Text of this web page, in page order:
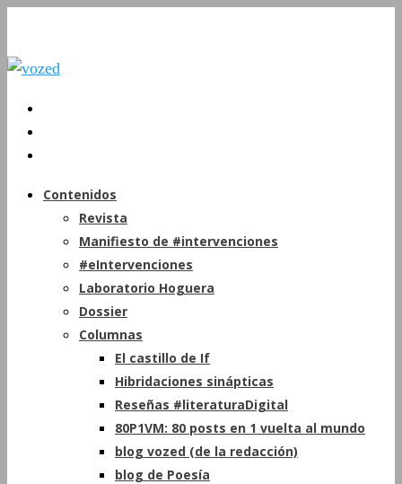
Contenidos
Revista
Manifiesto de #intervenciones
#eIntervenciones
Laboratorio Hoguera
Dossier
Columnas
El castillo de If
Hibridaciones sinápticas
Reseñas #literaturaDigital
80P1VM: 80 posts en 1 vuelta al mundo
blog vozed (de la redacción)
blog de Poesía